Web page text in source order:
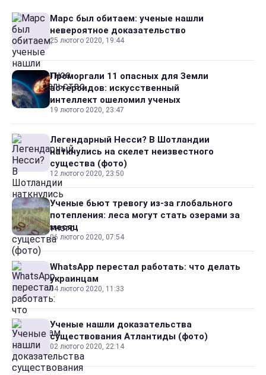
Марс был обитаем: ученые нашли
невероятное доказательство
25 лютого 2020, 19:44
Проморгали 11 опасных для Земли
астероидов: искусственный
интеллект ошеломил ученых
19 лютого 2020, 23:47
Легендарный Несси? В Шотландии
наткнулись на скелет неизвестного
существа (фото)
12 лютого 2020, 23:50
Ученые бьют тревогу из-за глобального
потепления: леса могут стать озерами за
месяц
06 лютого 2020, 07:54
WhatsApp перестал работать: что делать
украинцам
04 лютого 2020, 11:33
Ученые нашли доказательства
существования Атлантиды (фото)
02 лютого 2020, 22:14